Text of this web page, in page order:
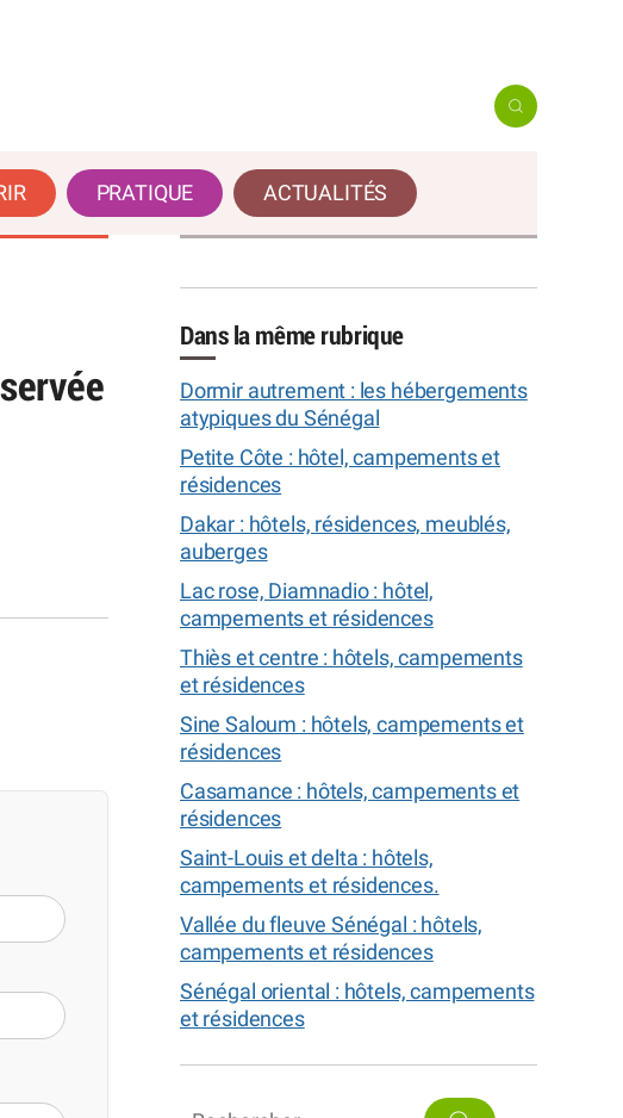
PRATIQUE ACTUALITÉS
Dans la même rubrique
Dormir autrement : les hébergements
atypiques du Sénégal
Petite Côte : hôtel, campements et
résidences
Dakar : hôtels, résidences, meublés,
auberges
Lac rose, Diamnadio : hôtel,
campements et résidences
Thiès et centre : hôtels, campements
et résidences
Sine Saloum : hôtels, campements et
résidences
Casamance : hôtels, campements et
résidences
Saint-Louis et delta : hôtels,
campements et résidences.
Vallée du fleuve Sénégal : hôtels,
campements et résidences
Sénégal oriental : hôtels, campements
et résidences